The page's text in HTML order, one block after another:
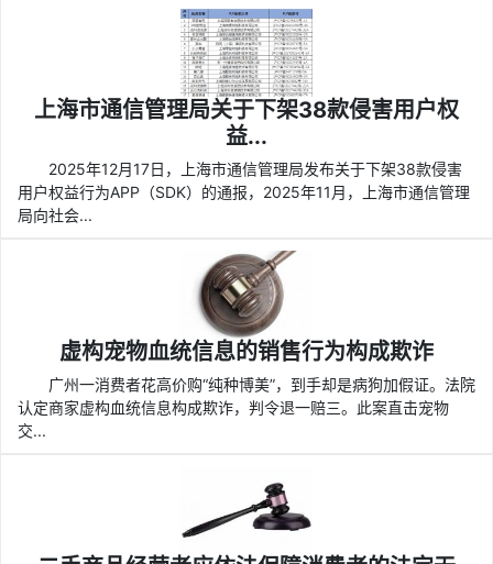
上海市通信管理局关于下架38款侵害用户权
益...
2025年12月17日，上海市通信管理局发布关于下架38款侵害
用户权益行为APP（SDK）的通报，2025年11月，上海市通信管理
局向社会...
虚构宠物血统信息的销售行为构成欺诈
广州一消费者花高价购“纯种博美”，到手却是病狗加假证。法院
认定商家虚构血统信息构成欺诈，判令退一赔三。此案直击宠物
交...